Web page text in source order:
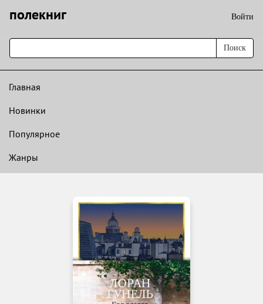
полекниг Войти
Поиск
Главная
Новинки
Популярное
Жанры